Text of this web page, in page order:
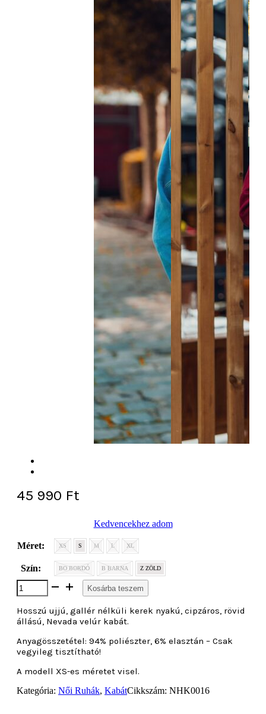
45 990 Ft
Kedvencekhez adom
Méret: XS S M L XL
Szín: BO BORDÓ B BARNA Z ZÖLD
Hosszú
ujjú,
cipzáros,
rövid
állású,
Nevada
velúr
kabát
mennyiség
Kosárba teszem
Hosszú ujjú, gallér nélküli kerek nyakú, cipzáros, rövid
állású, Nevada velúr kabát.
Anyagösszetétel: 94% poliészter, 6% elasztán – Csak
vegyileg tisztítható!
A modell XS-es méretet visel.
Kategória: Női Ruhák, KabátCikkszám: NHK0016